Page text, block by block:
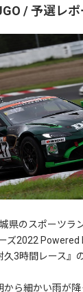
/ 予選レポ
県のスポーツラ
ズ2022 Powered
久3時間レース』
から細かい雨が